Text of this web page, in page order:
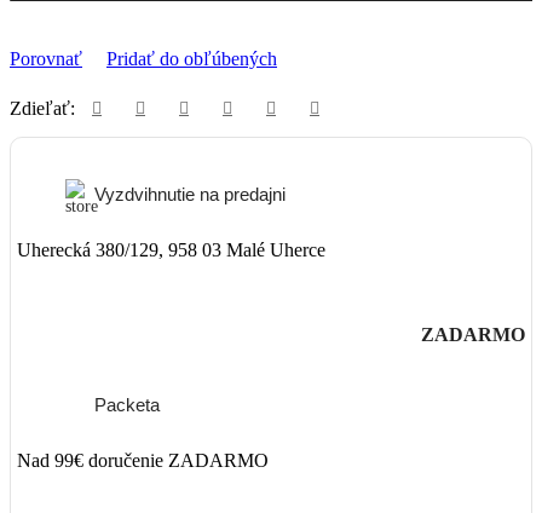
Porovnať Pridať do obľúbených
Zdieľať:
Vyzdvihnutie na predajni
Uherecká 380/129, 958 03 Malé Uherce
ZADARMO
Packeta
Nad 99€ doručenie ZADARMO